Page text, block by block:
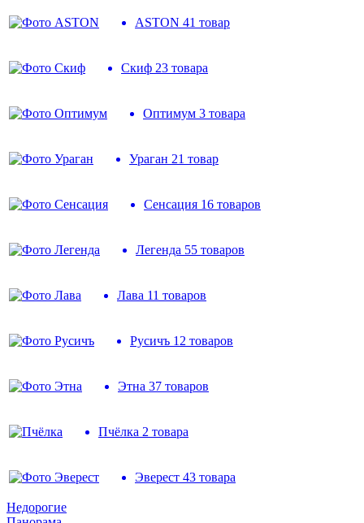
ASTON 41 товар
Скиф 23 товара
Оптимум 3 товара
Ураган 21 товар
Сенсация 16 товаров
Легенда 55 товаров
Лава 11 товаров
Русичъ 12 товаров
Этна 37 товаров
Пчёлка 2 товара
Эверест 43 товара
Недорогие